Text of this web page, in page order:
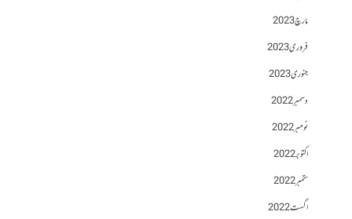
مارچ 2023
فروری 2023
جنوری 2023
دسمبر 2022
نومبر 2022
اکتوبر 2022
ستمبر 2022
اگست 2022